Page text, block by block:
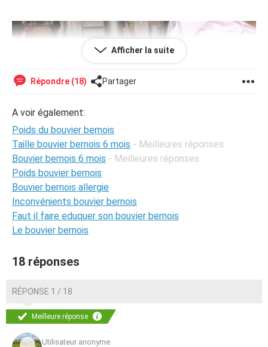
Afficher la suite
Répondre (18) Partager
A voir également:
Poids du bouvier bernois
Taille bouvier bernois 6 mois - Meilleures réponses
Bouvier bernois 6 mois - Meilleures réponses
Poids bouvier bernois
Bouvier bernois allergie
Inconvénients bouvier bernois
Faut il faire eduquer son bouvier bernois
Le bouvier bernois
18 réponses
RÉPONSE 1 / 18
Meilleure réponse
Utilisateur anonyme